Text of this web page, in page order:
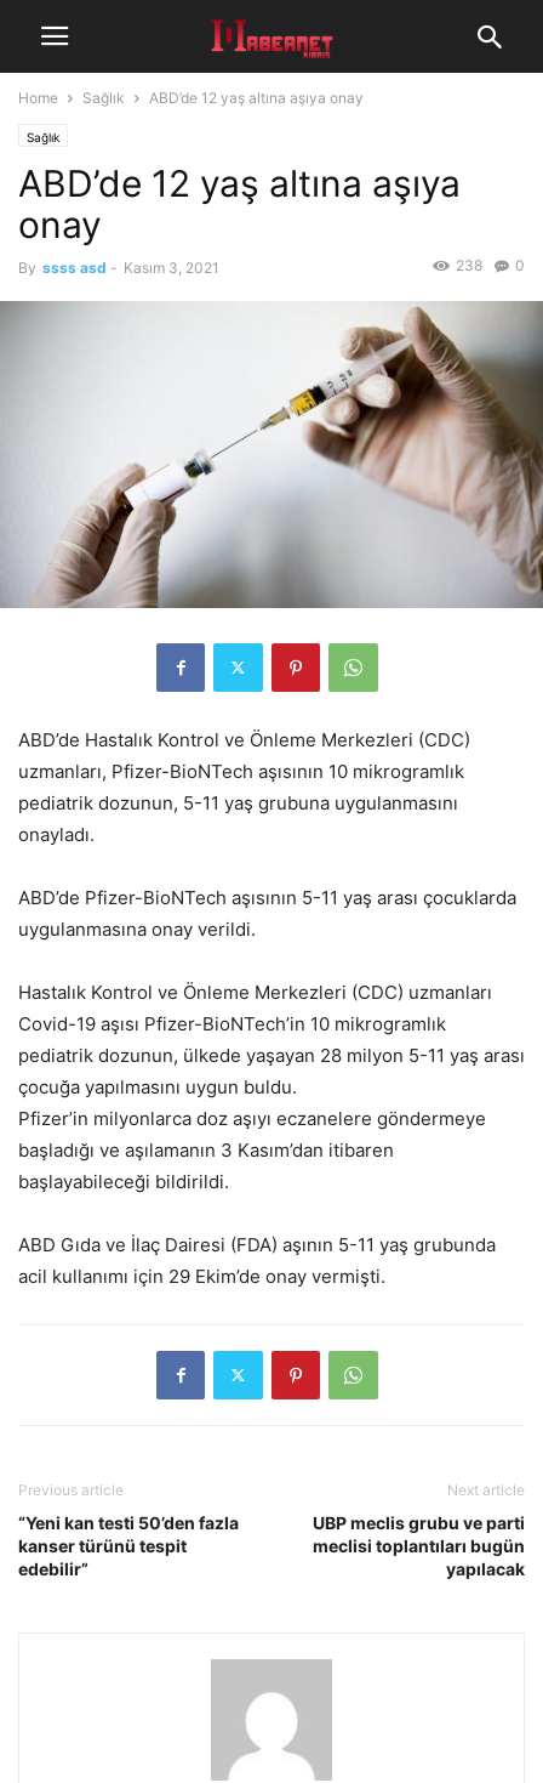
Home Sağlık ABD’de 12 yaş altına aşıya onay
Sağlık
ABD’de 12 yaş altına aşıya
onay
By ssss asd - Kasım 3, 2021 0
238
ABD’de Hastalık Kontrol ve Önleme Merkezleri (CDC)
uzmanları, Pfizer-BioNTech aşısının 10 mikrogramlık
pediatrik dozunun, 5-11 yaş grubuna uygulanmasını
onayladı.
ABD’de Pfizer-BioNTech aşısının 5-11 yaş arası çocuklarda
uygulanmasına onay verildi.
Hastalık Kontrol ve Önleme Merkezleri (CDC) uzmanları
Covid-19 aşısı Pfizer-BioNTech’in 10 mikrogramlık
pediatrik dozunun, ülkede yaşayan 28 milyon 5-11 yaş arası
çocuğa yapılmasını uygun buldu.
Pfizer’in milyonlarca doz aşıyı eczanelere göndermeye
başladığı ve aşılamanın 3 Kasım’dan itibaren
başlayabileceği bildirildi.
ABD Gıda ve İlaç Dairesi (FDA) aşının 5-11 yaş grubunda
acil kullanımı için 29 Ekim’de onay vermişti.
Previous article
“Yeni kan testi 50’den fazla
kanser türünü tespit
edebilir”
Next article
UBP meclis grubu ve parti
meclisi toplantıları bugün
yapılacak